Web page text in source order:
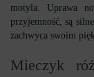
motyla. Uprawa
przyjemność, są
zachwyca swoim
Mieczyk